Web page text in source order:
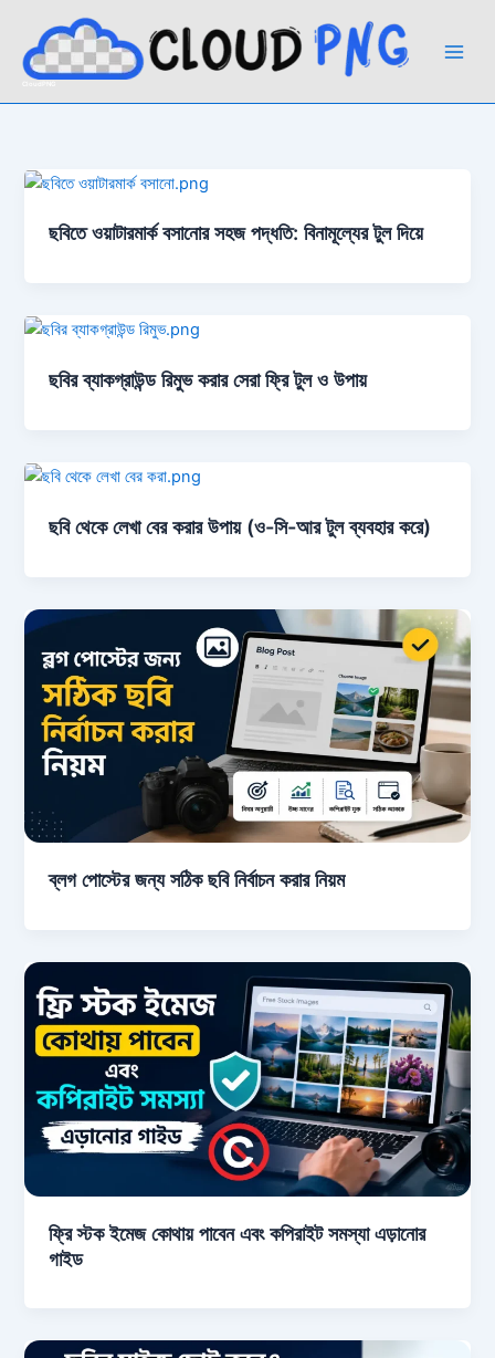
content
ছবিতে ওয়াটারমার্ক বসানোর সহজ পদ্ধতি: বিনামূল্যের টুল দিয়ে
ছবির ব্যাকগ্রাউন্ড রিমুভ করার সেরা ফ্রি টুল ও উপায়
ছবি থেকে লেখা বের করার উপায় (ও-সি-আর টুল ব্যবহার করে)
ব্লগ পোস্টের জন্য সঠিক ছবি নির্বাচন করার নিয়ম
ফ্রি স্টক ইমেজ কোথায় পাবেন এবং কপিরাইট সমস্যা এড়ানোর
গাইড